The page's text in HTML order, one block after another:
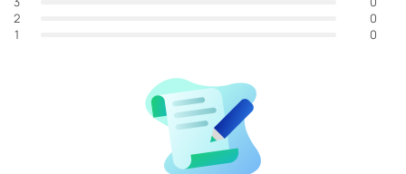
2
0
1
0